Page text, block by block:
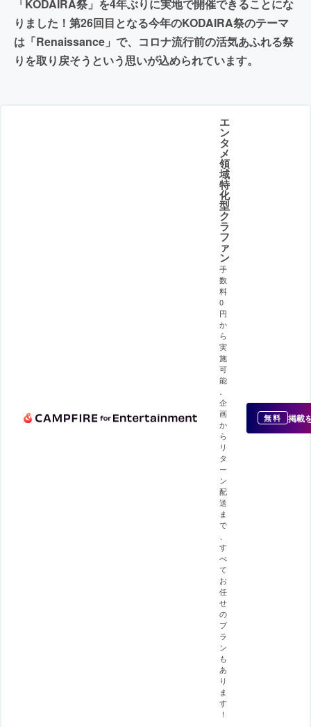
「KODAIRA祭」を4年ぶりに実地で開催できることにな
りました！第26回目となる今年のKODAIRA祭のテーマ
は「Renaissance」で、コロナ流行前の活気あふれる祭
りを取り戻そうという思いが込められています。
エ
ン
タ
メ
領
域
特
化
型
ク
ラ
フ
ァ
ン
手
数
料
0
円
か
ら
実
施
可
能
企
画
か
ら
リ
タ
ー
ン
配
送
ま
で
す
べ
て
お
任
せ
の
プ
ラ
ン
も
あ
り
ま
す
！
無料 掲載